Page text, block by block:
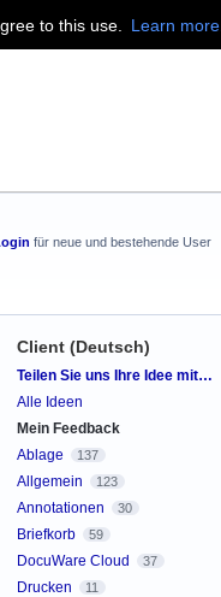
to this use. Learn more.
für neue und bestehende User
Client (Deutsch)
Kategorien
Teilen Sie uns Ihre Idee mit…
Alle Ideen
Mein Feedback
Ablage
137
Allgemein 123
Annotationen 30
Briefkorb 59
DocuWare Cloud 37
Drucken 11